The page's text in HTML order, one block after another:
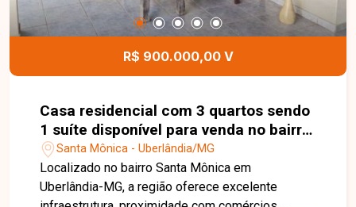
R$ 900.000,00 V
Casa residencial com 3 quartos sendo
1 suíte disponível para venda no bairro
Santa Mônica em Uberlândia-MG
Santa Mônica - Uberlândia/MG
Localizado no bairro Santa Mônica em
Uberlândia-MG, a região oferece excelente